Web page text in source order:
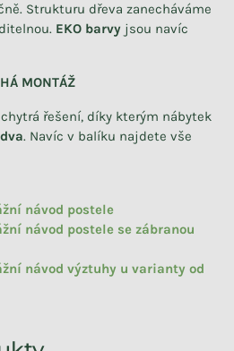
Strukturu dřeva zanecháváme
EKO barvy jsou navíc
MONTÁŽ
řešení, díky kterým nábytek
. Navíc v balíku najdete vše
návod postele
návod postele se zábranou
návod výztuhy u varianty od